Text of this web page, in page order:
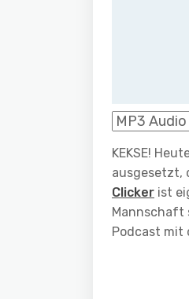
KEKSE!
ausgesetzt,
Clicker ist
Mannschaft
Podcast mit